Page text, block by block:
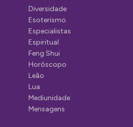
Diversidade
Esoterismo
Especialistas
Espiritual
Feng Shui
Horóscopo
Leão
Lua
Mediunidade
Mensagens